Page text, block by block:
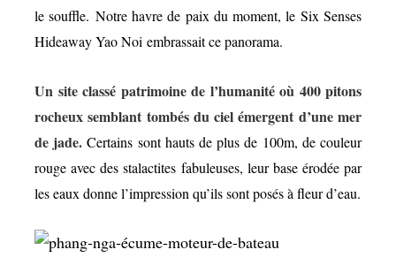
le souffle. Notre havre de paix du moment, le Six Senses
Hideaway Yao Noi embrassait ce panorama.
Un site classé patrimoine de l’humanité où 400 pitons
rocheux semblant tombés du ciel émergent d’une mer
de jade. Certains sont hauts de plus de 100m, de couleur
rouge avec des stalactites fabuleuses, leur base érodée par
les eaux donne l’impression qu’ils sont posés à fleur d’eau.